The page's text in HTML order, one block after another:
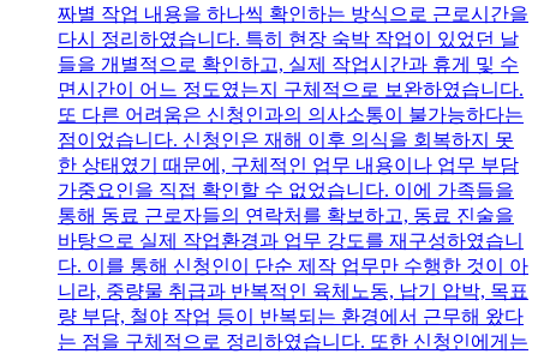
짜별 작업 내용을 하나씩 확인하는 방식으로 근로시간을
다시 정리하였습니다. 특히 현장 숙박 작업이 있었던 날
들을 개별적으로 확인하고, 실제 작업시간과 휴게 및 수
면시간이 어느 정도였는지 구체적으로 보완하였습니다.
또 다른 어려움은 신청인과의 의사소통이 불가능하다는
점이었습니다. 신청인은 재해 이후 의식을 회복하지 못
한 상태였기 때문에, 구체적인 업무 내용이나 업무 부담
가중요인을 직접 확인할 수 없었습니다. 이에 가족들을
통해 동료 근로자들의 연락처를 확보하고, 동료 진술을
바탕으로 실제 작업환경과 업무 강도를 재구성하였습니
다. 이를 통해 신청인이 단순 제작 업무만 수행한 것이 아
니라, 중량물 취급과 반복적인 육체노동, 납기 압박, 목표
량 부담, 철야 작업 등이 반복되는 환경에서 근무해 왔다
는 점을 구체적으로 정리하였습니다. 또한 신청인에게는